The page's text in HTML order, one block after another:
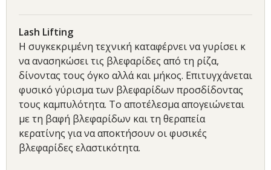
Lash Lifting
Η συγκεκριμένη τεχνική καταφέρνει να γυρίσει κ
να ανασηκώσει τις βλεφαρίδες από τη ρίζα,
δίνοντας τους όγκο αλλά και μήκος. Επιτυγχάνεται
φυσικό γύρισμα των βλεφαρίδων προσδίδοντας
τους καμπυλότητα. Το αποτέλεσμα απογειώνεται
με τη βαφή βλεφαρίδων και τη θεραπεία
κερατίνης για να αποκτήσουν οι φυσικές
βλεφαρίδες ελαστικότητα.